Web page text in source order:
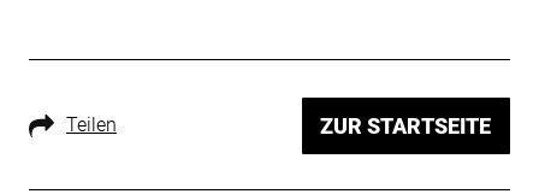
Teilen ZUR STARTSEITE